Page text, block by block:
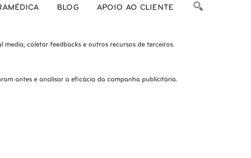
sobre as métricas do número de visitantes, taxa de rejeição, origem do
coletar feedbacks e outros recursos de terceiros.
antes e analisar a eficácia da campanha publicitária.
BLOG APOIO AO CLIENTE